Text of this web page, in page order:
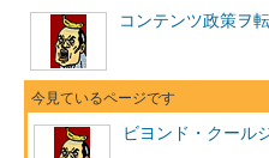
時間数は2006年をピークに減
ゲームも国内市場は2008年から
クールジャパン？
海外で御三家が奮闘している
コンテンツ政策ヲ
ビヨンド・クール